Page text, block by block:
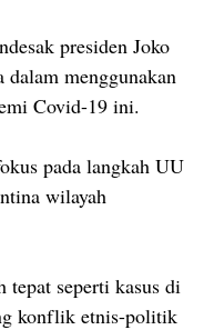
presiden Joko
menggunakan
Covid-19 ini.
pada langkah UU
wilayah
seperti kasus di
konflik etnis-politik